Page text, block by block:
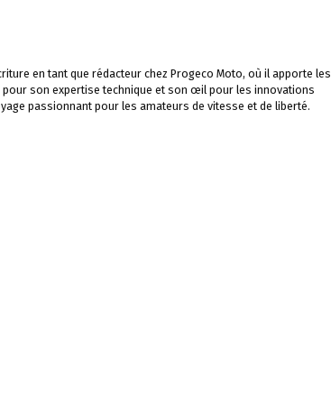
en tant que rédacteur chez Progeco Moto, où il apporte les
son expertise technique et son œil pour les innovations
passionnant pour les amateurs de vitesse et de liberté.